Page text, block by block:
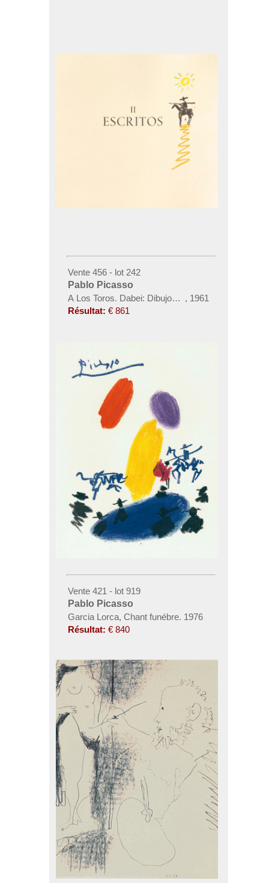
Vente 456 - lot 242
Pablo Picasso
A Los Toros. Dabei: Dibujos y Escritos. 2 Werke.
, 1961
Résultat: € 861
Vente 421 - lot 919
Pablo Picasso
Garcia Lorca, Chant funébre. 1976
Résultat: € 840